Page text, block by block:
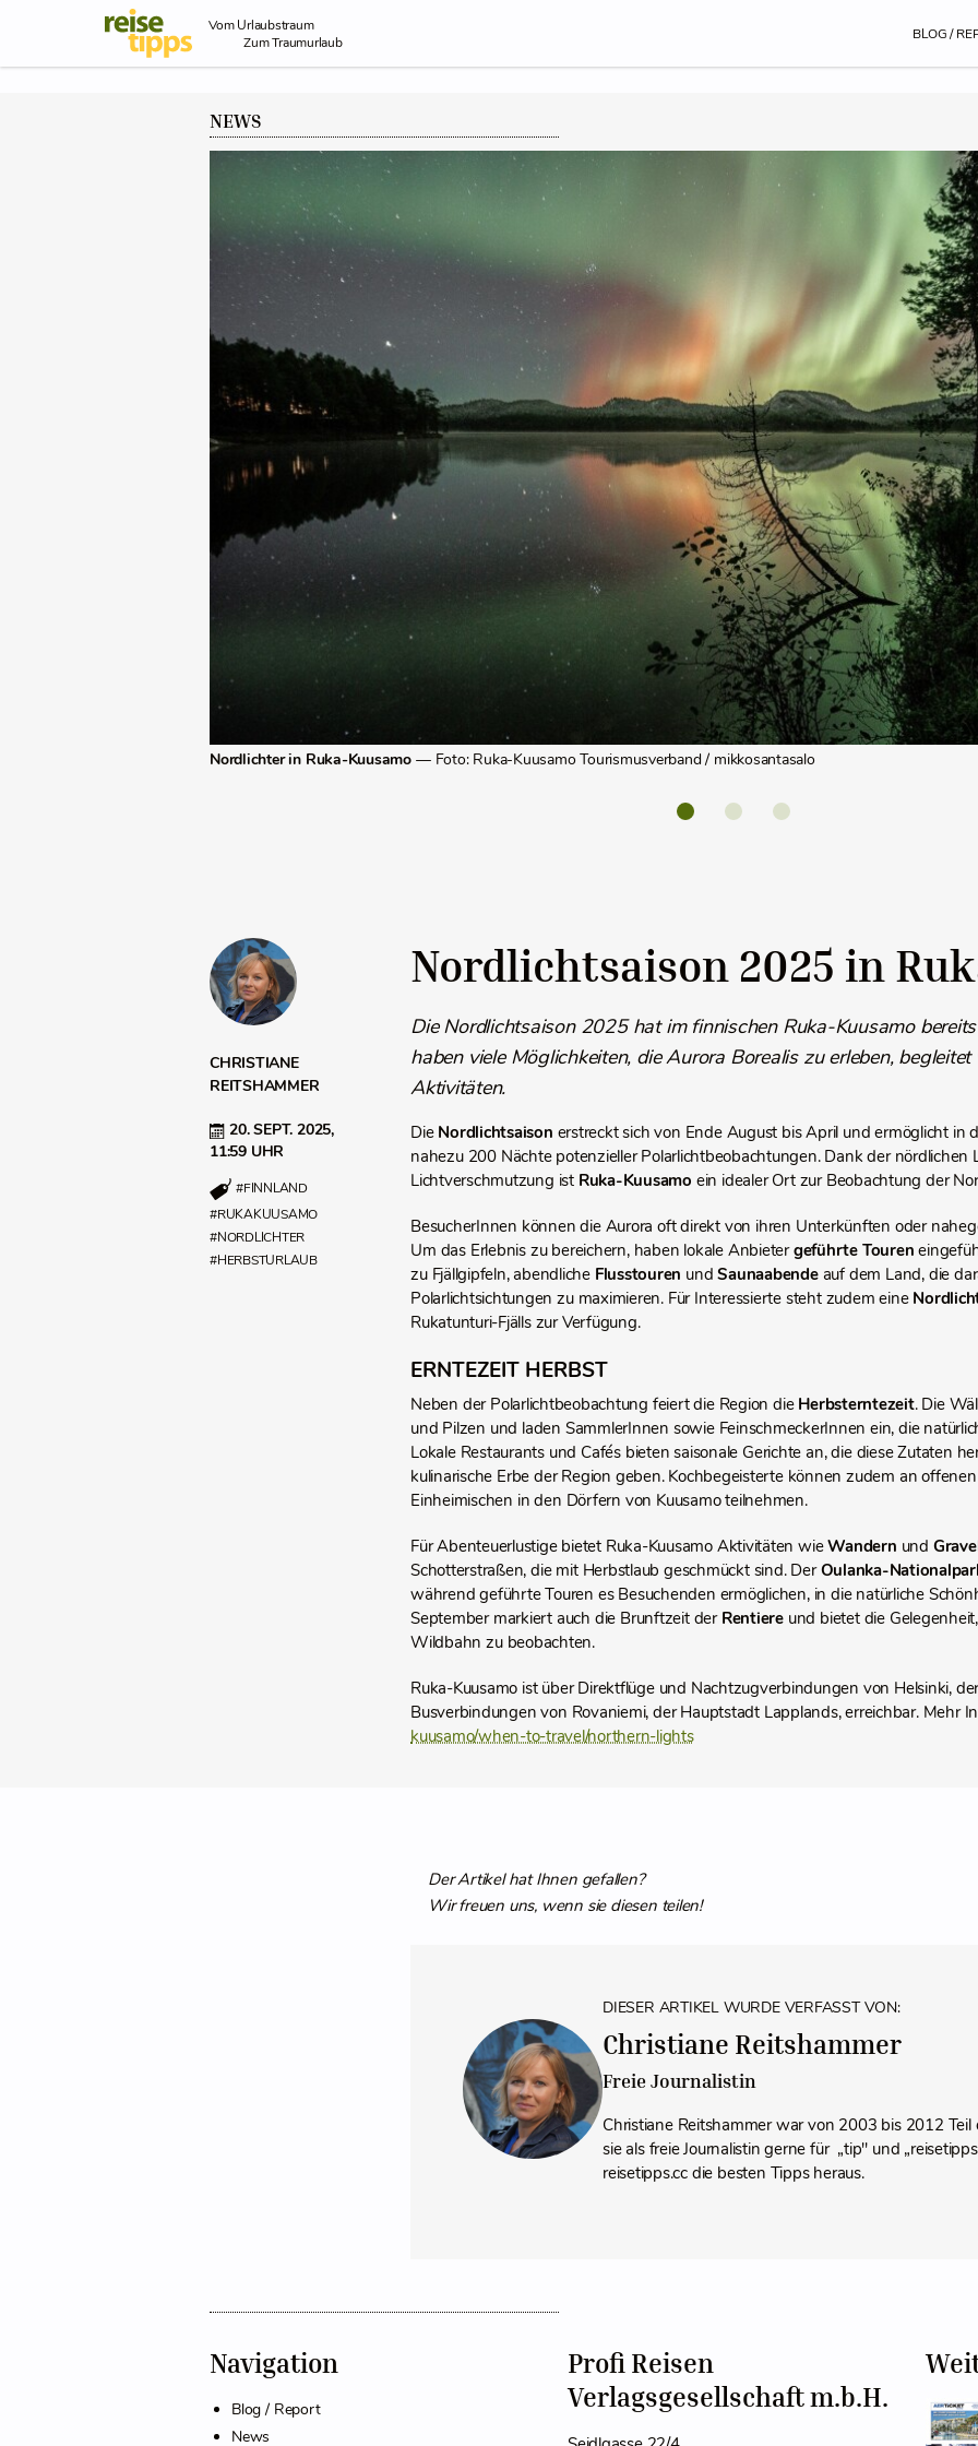
Skip to Content
Vom Urlaubstraum
Zum Traumurlaub
BLOG /
NEWS
Nordlichter in Ruka-Kuusamo — Foto: Ruka-Kuusamo Tourismusverband / mikkosantasalo
CHRISTIANE
REITSHAMMER
20. SEPT. 2025,
11:59 UHR
#FINNLAND
#RUKAKUUSAMO
#NORDLICHTER
#HERBSTURLAUB
Nordlichtsaison 2025 in
Die Nordlichtsaison 2025 hat im finnischen Ruka-Kuusamo
haben viele Möglichkeiten, die Aurora Borealis zu erleben,
Aktivitäten.
Die Nordlichtsaison erstreckt sich von Ende August bis April und ermöglicht in
nahezu 200 Nächte potenzieller Polarlichtbeobachtungen. Dank der nördlichen
Lichtverschmutzung ist Ruka-Kuusamo ein idealer Ort zur Beobachtung der
BesucherInnen können die Aurora oft direkt von ihren Unterkünften oder
Um das Erlebnis zu bereichern, haben lokale Anbietergeführte Touren
zu Fjällgipfeln, abendliche Flusstouren undSaunaabende auf dem Land, die
Polarlichtsichtungen zu maximieren. Für Interessierte steht zudem eine
Rukatunturi-Fjälls zur Verfügung.
ERNTEZEIT HERBST
Neben der Polarlichtbeobachtung feiert die Region die Herbsterntezeit. Die
und Pilzen und laden SammlerInnen sowie FeinschmeckerInnen ein, die
Lokale Restaurants und Cafés bieten saisonale Gerichte an, die diese Zutaten
kulinarische Erbe der Region geben. Kochbegeisterte können zudem an offenen
Einheimischen in den Dörfern von Kuusamo teilnehmen.
Für Abenteuerlustige bietet Ruka-Kuusamo Aktivitäten wieWandern und
Schotterstraßen, die mit Herbstlaub geschmückt sind. DerOulanka-
während geführte Touren es Besuchenden ermöglichen, in die natürliche
September markiert auch die Brunftzeit der Rentiere und bietet die
Wildbahn zu beobachten.
Ruka-Kuusamo ist über Direktflüge und Nachtzugverbindungen von Helsinki,
Busverbindungen von Rovaniemi, der Hauptstadt Lapplands, erreichbar. Mehr
kuusamo/when-to-travel/northern-lights
Der Artikel hat Ihnen gefallen?
Wir freuen uns, wenn sie diesen teilen!
DIESER ARTIKEL WURDE VERFASST VON:
Christiane Reitshammer
Freie Journalistin
Christiane Reitshammer war von 2003 bis 2012 Teil
sie als freie Journalistin gerne für „tip" und
reisetipps.cc die besten Tipps heraus.
Navigation
Blog / Report
News
Profi Reisen
Verlagsgesellschaft m.b.H.